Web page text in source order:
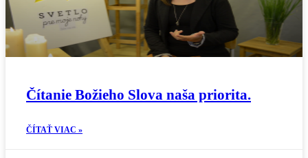
Čítanie Božieho Slova naša priorita.
ČÍTAŤ VIAC »